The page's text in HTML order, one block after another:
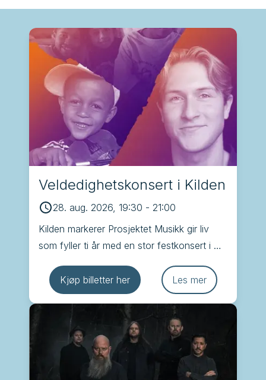
Veldedighetskonsert i Kilden
28. aug. 2026, 19:30 - 21:00
Kilden markerer Prosjektet Musikk gir liv
som fyller ti år med en stor festkonsert i
Operakor er en av deltakerne
Kjøp billetter her Les mer